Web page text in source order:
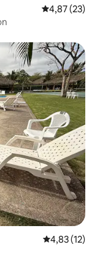
Note
4,87 (23)
Note
4,83 (12)